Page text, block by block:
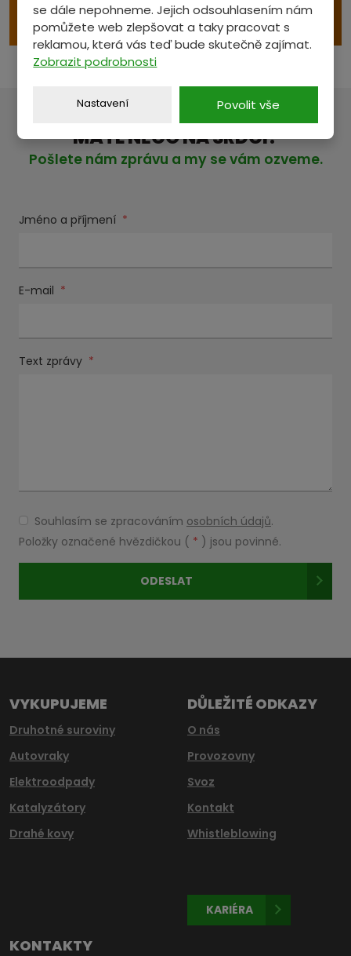
eVÝKUP S ODVOZEM
MÁTE NĚCO NA SRDCI?
Pošlete nám zprávu a my se vám ozveme.
Jméno a příjmení *
E-mail *
Text zprávy *
Souhlasím
se
zpracováním
osobních
Souhlasím se zpracováním osobních údajů.
Položky označené hvězdičkou ( * ) jsou povinné.
ODESLAT
nepodařilo
VYKUPUJEME
Druhotné suroviny
Autovraky
Elektroodpady
Katalyzátory
Drahé kovy
DŮLEŽITÉ ODKAZY
O nás
Provozovny
Svoz
Kontakt
Whistleblowing
KARIÉRA
KONTAKTY
se dále nepohneme. Jejich odsouhlasením nám
pomůžete web zlepšovat a taky pracovat s
reklamou, která vás teď bude skutečně zajímat.
Zobrazit podrobnosti
Nastavení Povolit vše